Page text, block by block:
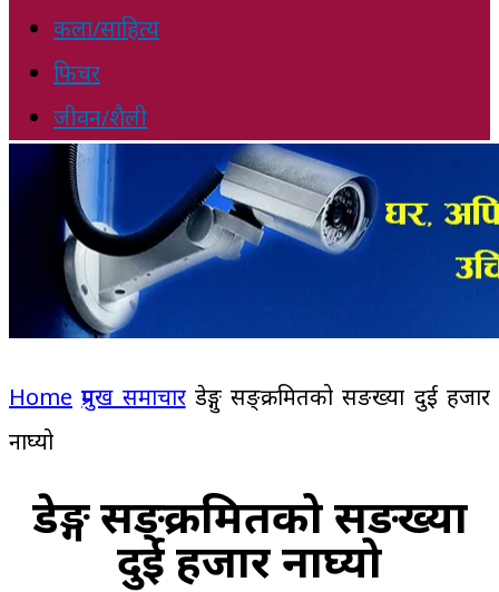
कला/साहित्य
फिचर
जीवन/शैली
Home प्रमुख समाचार डेङ्गु सङ्क्रमितको सङख्या दुई हजार
नाघ्यो
डेङ्गु सङ्क्रमितको सङख्या
दुई हजार नाघ्यो